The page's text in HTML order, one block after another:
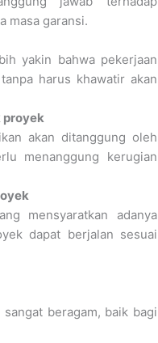
masa garansi.
yakin bahwa pekerjaan
harus khawatir akan
proyek
akan ditanggung oleh
menanggung kerugian
mensyaratkan adanya
dapat berjalan sesuai
beragam, baik bagi